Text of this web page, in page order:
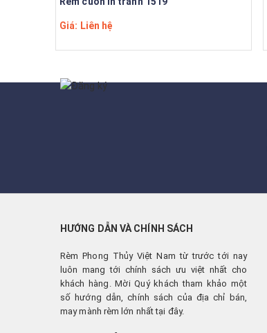
Giá: Liên hệ
HƯỚNG DẪN VÀ CHÍNH SÁCH
Rèm Phong Thủy Việt Nam từ trước tới nay
luôn mang tới chính sách ưu việt nhất cho
khách hàng. Mời Quý khách tham khảo một
số hướng dẫn, chính sách của địa chỉ bán,
may mành rèm lớn nhất tại đây.